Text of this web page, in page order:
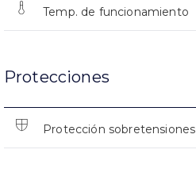
Temp. de funcionamiento
Protecciones
Protección sobretensiones